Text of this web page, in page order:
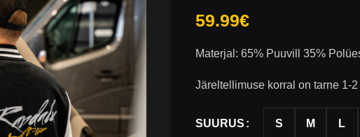
59.99€
Materjal: 65% Puuvill 35%
Järeltellimuse korral on tarne 1-
SUURUS S M L